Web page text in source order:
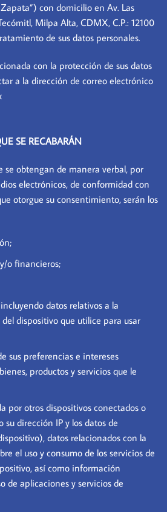
con domicilio en Av. Las
Milpa Alta, CDMX, C.P.: 12100
de sus datos personales.
con la protección de sus datos
a la dirección de correo electrónico
SE RECABARÁN
se obtengan de manera verbal, por
electrónicos, de conformidad con
otorgue su consentimiento, serán los
o financieros;
datos relativos a la
dispositivo que utilice para usar
sus preferencias e intereses
productos y servicios que le
por otros dispositivos conectados o
su dirección IP y los datos de
datos relacionados con la
el uso y consumo de los servicios de
así como información
de aplicaciones y servicios de